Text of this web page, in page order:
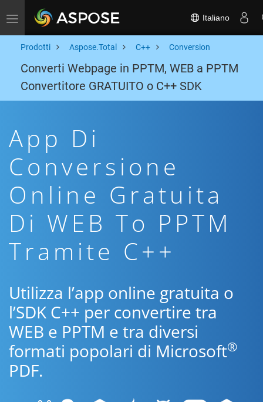
Toggle navigation Italiano
Prodotti Aspose.Total C++ Conversion
Converti Webpage in PPTM, WEB a PPTM
Convertitore GRATUITO o C++ SDK
App Di
Conversione
Online Gratuita
Di WEB To PPTM
Tramite C++
Utilizza l’app online gratuita o
l’SDK C++ per convertire tra
WEB e PPTM e tra diversi
formati popolari di Microsoft®
PDF.